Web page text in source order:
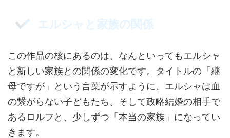
エルシャと家族の関係
この作品の核にあるのは、なんといってもエルシャ
と新しい家族との関係の変化です。タイトルの「継
母ですが」という言葉が示すように、エルシャは血
の繋がらない子どもたち、そして政略結婚の相手で
あるロルフと、少しずつ「本当の家族」になってい
きます。